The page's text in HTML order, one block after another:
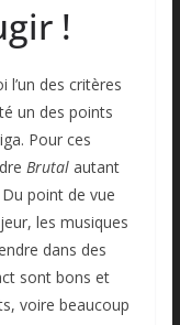
!
l’un des critères
un des points
Pour ces
Brutalautant
point de vue
les musiques
dans des
sont bons et
voire beaucoup